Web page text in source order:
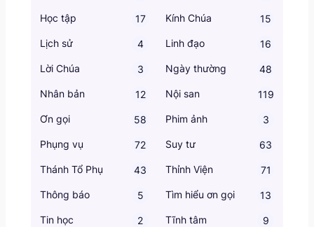
Học tập 17 Kính Chúa 15
Lịch sử 4 Linh đạo 16
Lời Chúa 3 Ngày thường 48
Nhân bản 12 Nội san 119
Ơn gọi 58 Phim ảnh 3
Phụng vụ 72 Suy tư 63
Thánh Tổ Phụ 43 Thỉnh Viện 71
Thông báo 5 Tìm hiểu ơn gọi 13
Tin học 2 Tĩnh tâm 9